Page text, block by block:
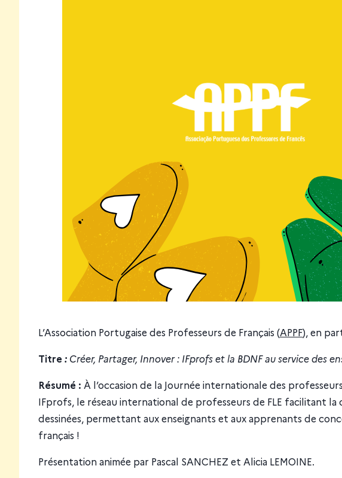
L’Association Portugaise des Professeurs de Français (APPF), en
Titre : Créer, Partager, Innover : IFprofs et la BDNF au service des
Résumé : À l’occasion de la Journée internationale des
IFprofs, le réseau international de professeurs de FLE facilitant
dessinées, permettant aux enseignants et aux apprenants de
français !
Présentation animée par Pascal SANCHEZ et Alicia LEMOINE.